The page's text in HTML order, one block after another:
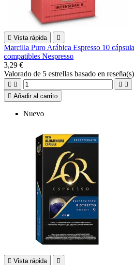
 Vista rápida 
Marcilla Puro Arábica Espresso 10
compatibles Nespresso
3,29 €
Valorado de 5 estrellas basado en reseña(s)
   
 Añadir al carrito
Nuevo
 Vista rápida 